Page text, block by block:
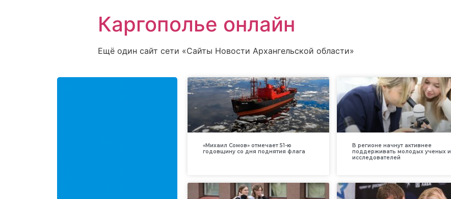
Каргополье онлайн
Ещё один сайт сети «Сайты Новости Архангельской области»
«Михаил Сомов» отмечает 51-ю
годовщину со дня поднятия флага
В регионе начнут активнее
поддерживать молодых ученых и
исследователей